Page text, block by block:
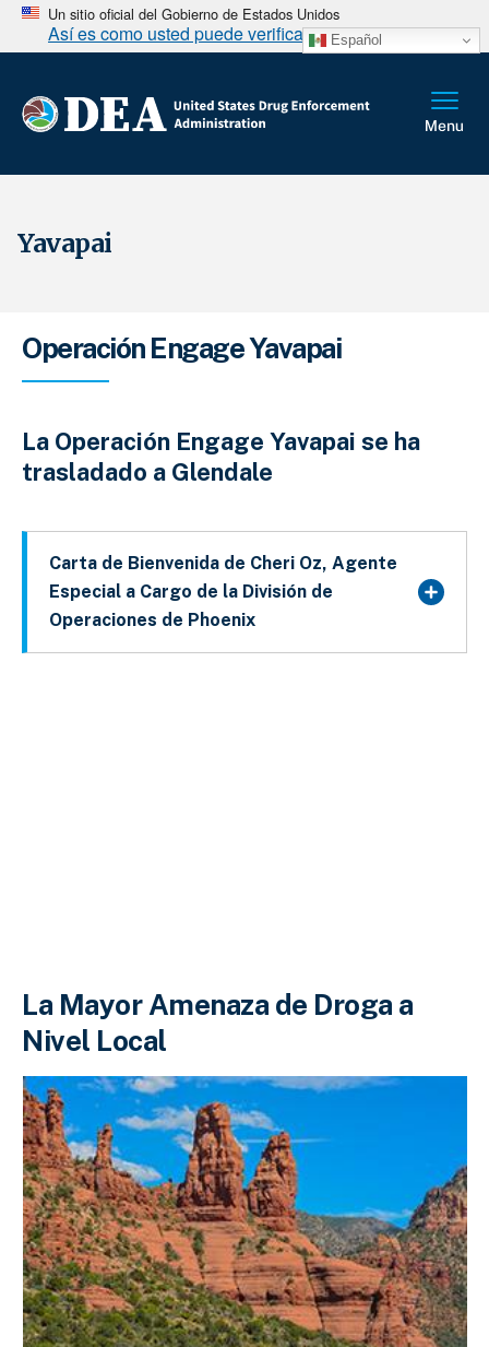
Un sitio oficial del Gobierno de Estados Unidos
Así es como usted puede verificarlo Español
Yavapai
Sobrescribir enlaces de ayuda a la
Operación Engage Yavapai
La Operación Engage Yavapai se ha
trasladado a Glendale
Carta de Bienvenida de Cheri Oz, Agente
Especial a Cargo de la División de
Operaciones de Phoenix
La Mayor Amenaza de Droga a
Nivel Local